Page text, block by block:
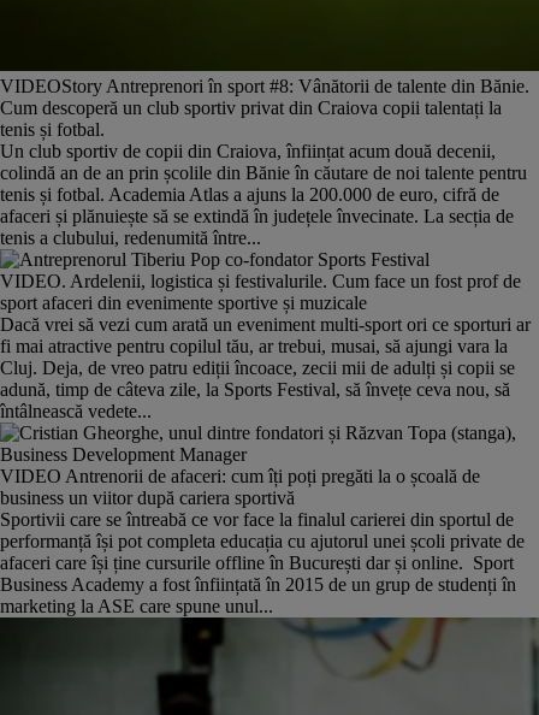
VIDEOStory Antreprenori în sport #8: Vânătorii de talente din Bănie.
Cum descoperă un club sportiv privat din Craiova copii talentați la
tenis și fotbal.
Un club sportiv de copii din Craiova, înființat acum două decenii,
colindă an de an prin școlile din Bănie în căutare de noi talente pentru
tenis și fotbal. Academia Atlas a ajuns la 200.000 de euro, cifră de
afaceri și plănuiește să se extindă în județele învecinate. La secția de
tenis a clubului, redenumită între...
VIDEO. Ardelenii, logistica și festivalurile. Cum face un fost prof de
sport afaceri din evenimente sportive și muzicale
Dacă vrei să vezi cum arată un eveniment multi-sport ori ce sporturi ar
fi mai atractive pentru copilul tău, ar trebui, musai, să ajungi vara la
Cluj. Deja, de vreo patru ediții încoace, zecii mii de adulți și copii se
adună, timp de câteva zile, la Sports Festival, să învețe ceva nou, să
întâlnească vedete...
VIDEO Antrenorii de afaceri: cum îți poți pregăti la o școală de
business un viitor după cariera sportivă
Sportivii care se întreabă ce vor face la finalul carierei din sportul de
performanță își pot completa educația cu ajutorul unei școli private de
afaceri care își ține cursurile offline în București dar și online. Sport
Business Academy a fost înființată în 2015 de un grup de studenți în
marketing la ASE care spune unul...